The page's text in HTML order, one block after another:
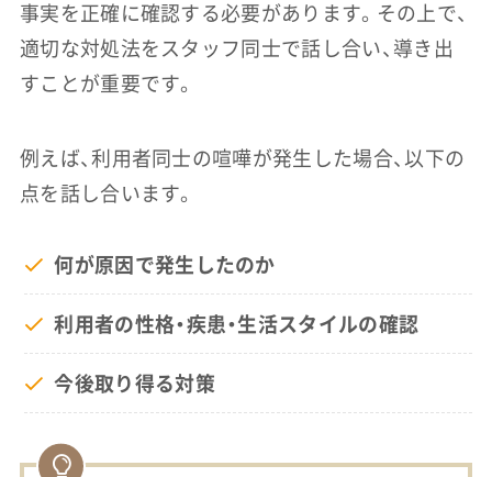
事実を正確に確認する必要があります。その上で、
適切な対処法をスタッフ同士で話し合い、導き出
すことが重要です。
例えば、利用者同士の喧嘩が発生した場合、以下の
点を話し合います。
何が原因で発生したのか
利用者の性格・疾患・生活スタイルの確認
今後取り得る対策